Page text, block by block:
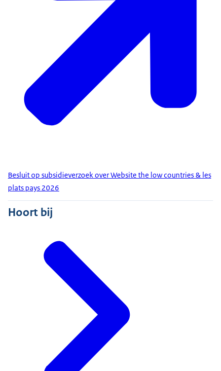
Besluit op subsidieverzoek over Website the low countries & les
plats pays 2026
Hoort bij